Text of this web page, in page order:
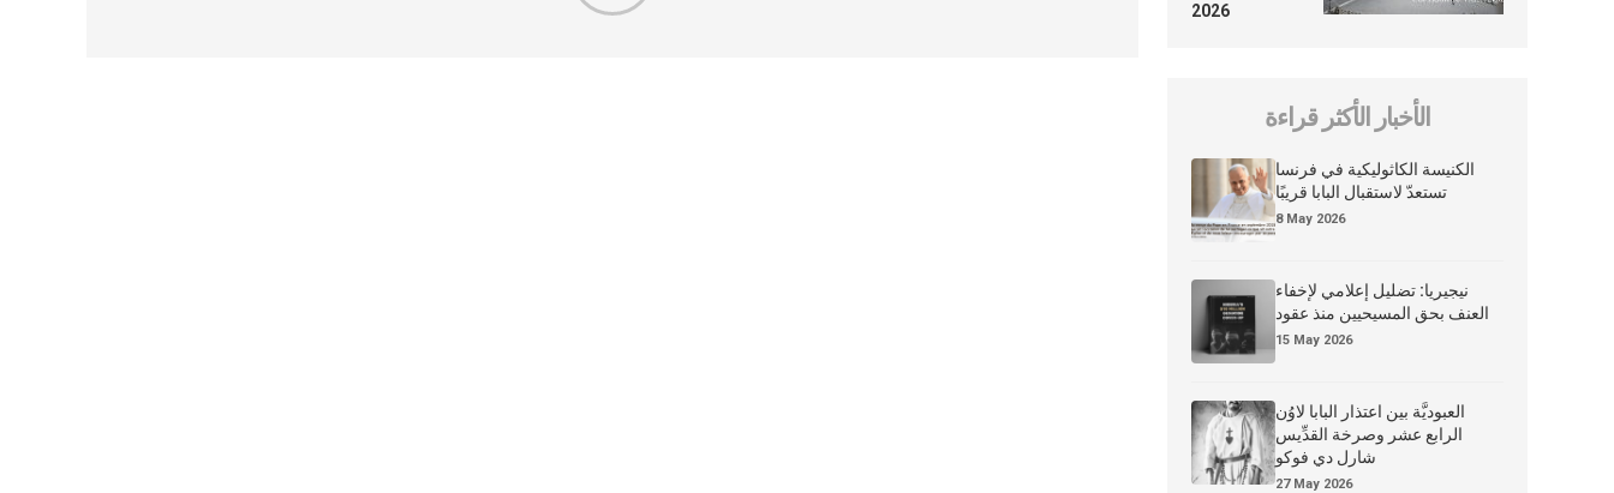
2026
الأخبار الأكثر قراءة
الكنيسة الكاثوليكية في فرنسا
تستعدّ لاستقبال البابا قريبًا
8 May 2026
نيجيريا: تضليل إعلامي لإخفاء
العنف بحق المسيحيين منذ عقود
15 May 2026
العبوديَّة بين اعتذار البابا لاوُن
الرابع عشر وصرخة القدِّيس
شارل دي فوكو
27 May 2026